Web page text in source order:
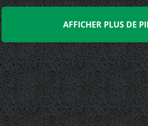
AFFICHER PLUS DE